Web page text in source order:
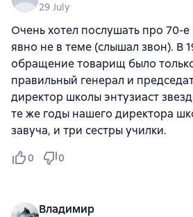
29 July
Очень хотел послушать про 70-
явно не в теме (слышал звон). В
обращение товарищ было
правильный генерал и
директор школы энтузиаст
те же годы нашего директора
завуча, и три сестры училки.
0 0
Владимир